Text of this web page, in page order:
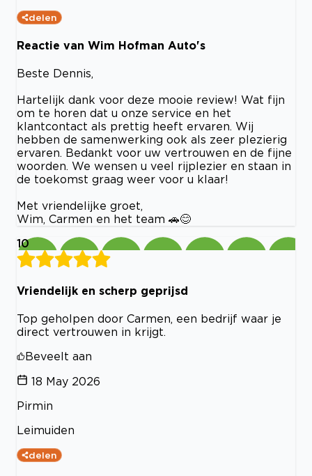
delen
Reactie van Wim Hofman Auto's
Beste Dennis,
Hartelijk dank voor deze mooie review! Wat fijn
om te horen dat u onze service en het
klantcontact als prettig heeft ervaren. Wij
hebben de samenwerking ook als zeer plezierig
ervaren. Bedankt voor uw vertrouwen en de fijne
woorden. We wensen u veel rijplezier en staan in
de toekomst graag weer voor u klaar!
Met vriendelijke groet,
Wim, Carmen en het team 🚗😊
10
Vriendelijk en scherp geprijsd
Top geholpen door Carmen, een bedrijf waar je
direct vertrouwen in krijgt.
Beveelt aan
18 May 2026
Pirmin
Leimuiden
delen